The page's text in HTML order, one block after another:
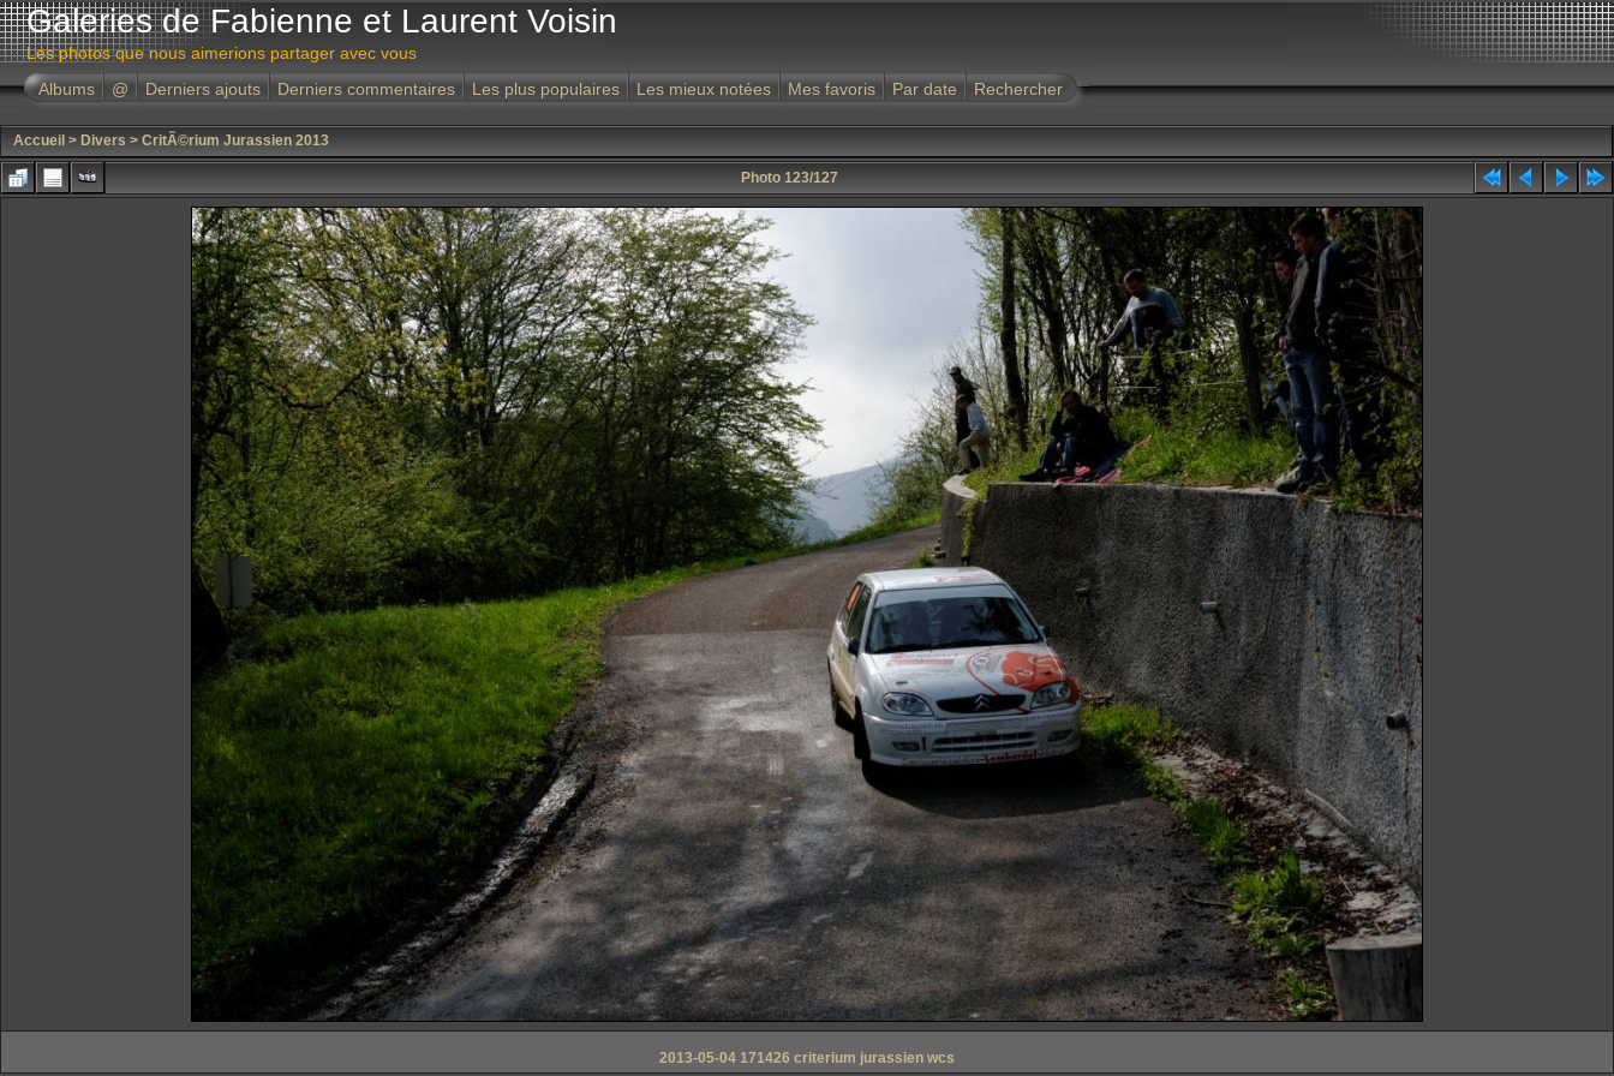
Galeries de Fabienne et Laurent Voisin
Les photos que nous aimerions partager avec vous
Albums
@ Derniers ajouts Derniers commentaires Les plus populaires Les mieux notées Mes favoris Par date Rechercher
Accueil > Divers > CritÃ©rium Jurassien 2013
Photo 123/127
2013-05-04 171426 criterium jurassien wcs